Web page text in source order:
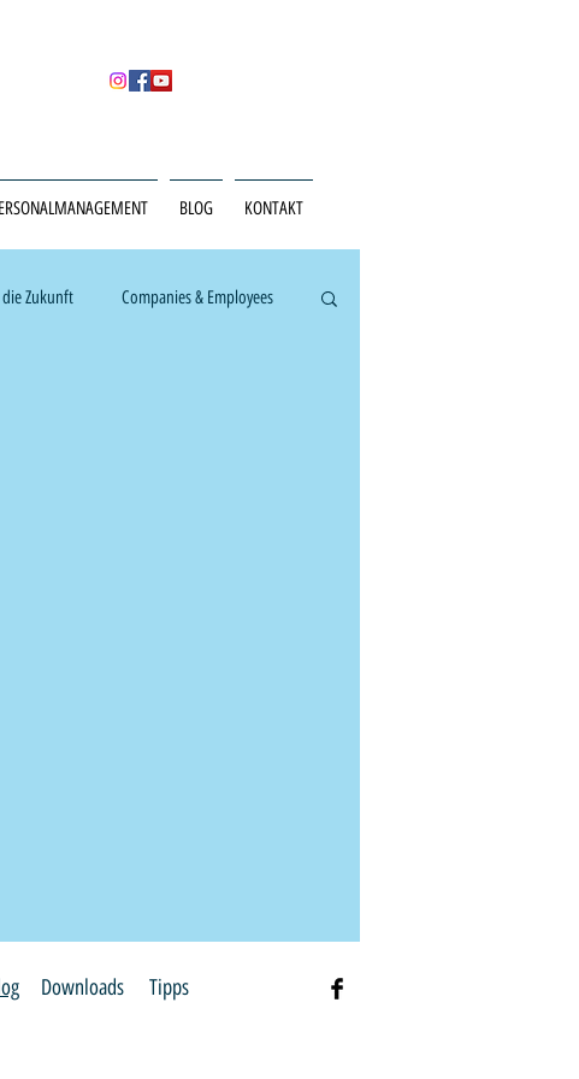
BLOG KONTAKT
Zukunft Companies & Employees
Downloads Tipps